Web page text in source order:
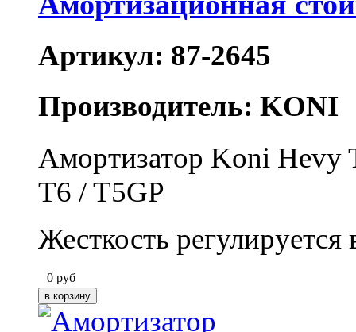
Артикул: 87-2645
Производитель: KONI
Амортизатор Koni Hevy
T6 / T5GP
Жесткость
0 руб